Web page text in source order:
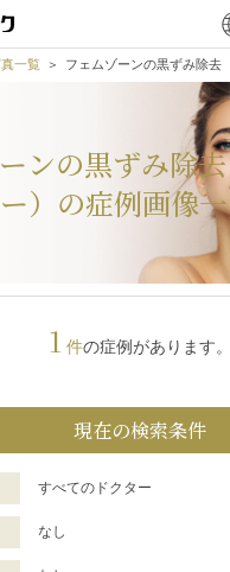
一覧 フェムゾーンの黒ずみ除去
ンの黒ずみ除
）の症例画像
1 件の症例があります。
現在の検索条件
すべてのドクター
なし